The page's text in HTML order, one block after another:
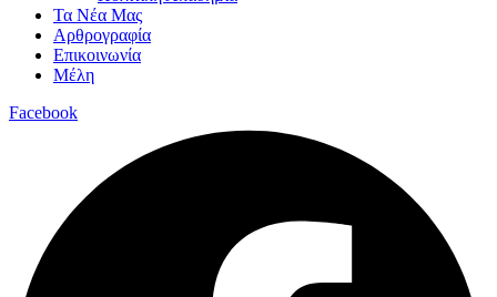
Τα Νέα Μας
Αρθρογραφία
Επικοινωνία
Μέλη
Facebook